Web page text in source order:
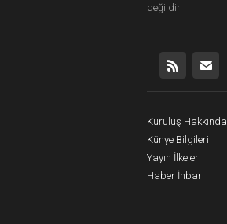
değildir.
Kuruluş Hakkında
Künye Bilgileri
Yayın İlkeleri
Haber İhbar